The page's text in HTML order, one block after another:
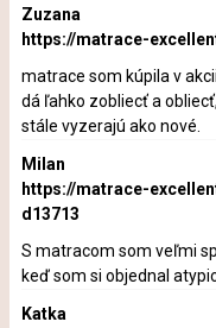
Zuzana
https://matrace-
matrace som kúpila v
dá ľahko zobliecť a
stále vyzerajú ako nové.
Milan
https://matrace-
d13713
S matracom som veľmi
keď som si objednal
Katka